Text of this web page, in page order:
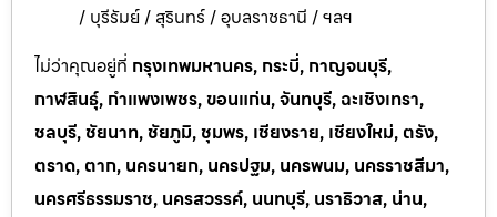
/ บุรีรัมย์ / สุรินทร์ / อุบลราชธานี / ฯลฯ
ไม่ว่าคุณอยู่ที่ กรุงเทพมหานคร, กระบี่, กาญจนบุรี,
กาฬสินธุ์, กำแพงเพชร, ขอนแก่น, จันทบุรี, ฉะเชิงเทรา,
ชลบุรี, ชัยนาท, ชัยภูมิ, ชุมพร, เชียงราย, เชียงใหม่, ตรัง,
ตราด, ตาก, นครนายก, นครปฐม, นครพนม, นครราชสีมา,
นครศรีธรรมราช, นครสวรรค์, นนทบุรี, นราธิวาส, น่าน,